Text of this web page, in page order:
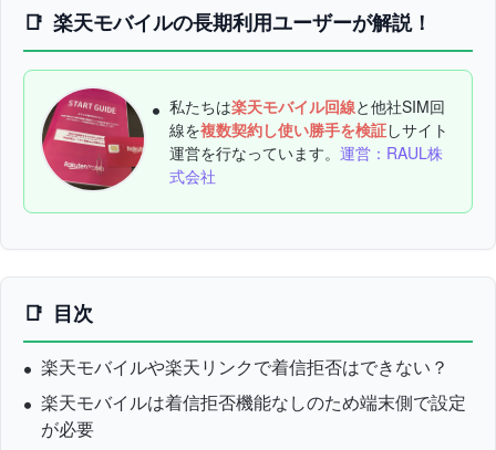
楽天モバイルの長期利用ユーザーが解説！
私たちは楽天モバイル回線と他社SIM回
線を複数契約し使い勝手を検証しサイト
運営を行なっています。 運営：RAUL株
式会社
目次
楽天モバイルや楽天リンクで着信拒否はできない？
楽天モバイルは着信拒否機能なしのため端末側で設定
が必要